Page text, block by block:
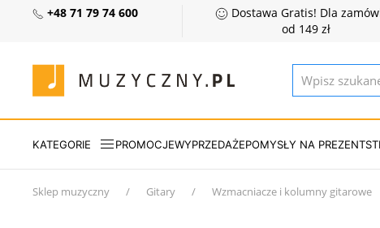
+48 71 79 74 600
Dostawa Gratis! Dla
od 149 zł
KATEGORIE PROMOCJEWYPRZEDAŻEPOMYSŁY NA PREZENT
Sklep muzyczny Gitary Wzmacniacze i kolumny gitarowe